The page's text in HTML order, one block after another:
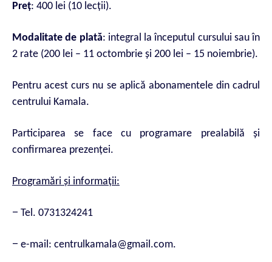
Preț: 400 lei (10 lecții).
Modalitate de plată: integral la începutul cursului sau în
2 rate (200 lei – 11 octombrie și 200 lei – 15 noiembrie).
Pentru acest curs nu se aplică abonamentele din cadrul
centrului Kamala.
Participarea se face cu programare prealabilă și
confirmarea prezenței.
Programări și informații:
– Tel. 0731324241
– e-mail: centrulkamala@gmail.com.